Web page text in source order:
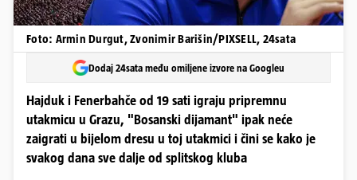
Foto: Armin Durgut, Zvonimir Barišin/PIXSELL, 24sata
Dodaj 24sata među omiljene izvore na Googleu
Hajduk i Fenerbahče od 19 sati igraju pripremnu
utakmicu u Grazu, "Bosanski dijamant" ipak neće
zaigrati u bijelom dresu u toj utakmici i čini se kako je
svakog dana sve dalje od splitskog kluba